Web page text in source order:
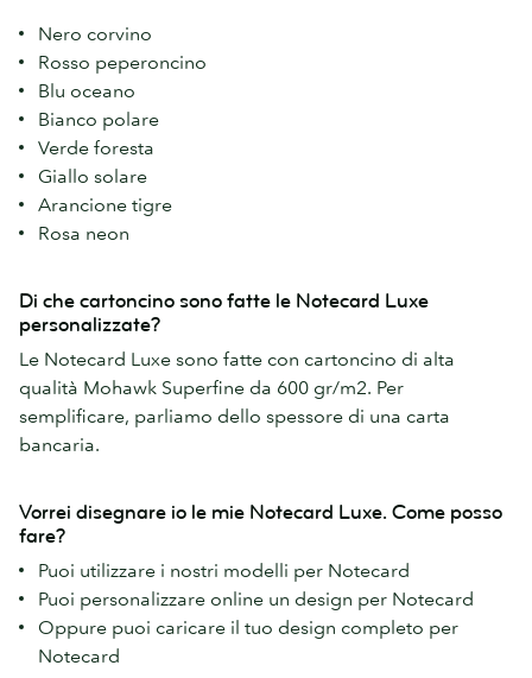
Nero corvino
Rosso peperoncino
Blu oceano
Bianco polare
Verde foresta
Giallo solare
Arancione tigre
Rosa neon
Di che cartoncino sono fatte le Notecard Luxe
personalizzate?
Le Notecard Luxe sono fatte con cartoncino di alta
qualità Mohawk Superfine da 600 gr/m2. Per
semplificare, parliamo dello spessore di una carta
bancaria.
Vorrei disegnare io le mie Notecard Luxe. Come posso
fare?
Puoi utilizzare i nostri modelli per Notecard
Puoi personalizzare online un design per Notecard
Oppure puoi caricare il tuo design completo per
Notecard